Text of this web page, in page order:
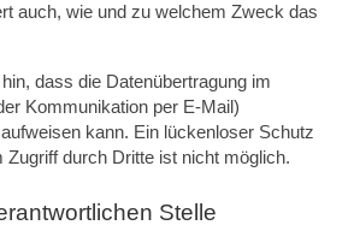
auch, wie und zu welchem Zweck das
dass die Datenübertragung im
Kommunikation per E-Mail)
kann. Ein lückenloser Schutz
Zugriff durch Dritte ist nicht möglich.
Stelle